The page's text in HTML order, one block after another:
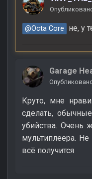
@Octa Core не, у
Garage
Круто, мне
сделать,
убийства. Очень
мультиплеера.
всё получится